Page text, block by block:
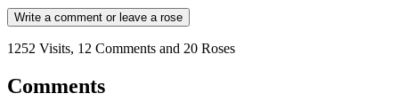
Write a comment or leave a rose
1252 Visits, 12 Comments and 20 Roses
Comments